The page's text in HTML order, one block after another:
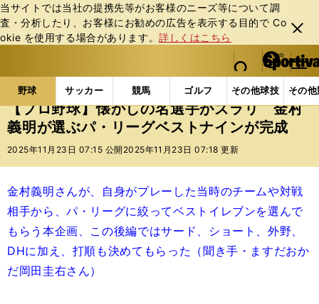
当サイトでは当社の提携先等がお客様のニーズ等について調
査・分析したり、お客様にお勧めの広告を表⽰する⽬的で Co
okie を使⽤する場合があります。詳しくはこちら
閉じ
る
web Sportiva (webスポルティーバ)
検索
マイペ
ー
ジ
メニュ
野球 サッカー 競馬 ゴルフ その他球技 その
b
ス
ポ
ル
バ
野球の記事一覧 プロ野球 【プロ野球】懐かしの名
【プロ野球】懐かしの名選手がズラリ 金村
義明が選ぶパ・リーグベストナインが完成
2025年11月23日 07:15 公開 2025年11月23日 07:18 更新
金村義明さんが、自身がプレーした当時のチームや対戦
相手から、パ・リーグに絞ってベストイレブンを選んで
もらう本企画、この後編ではサード、ショート、外野、
DHに加え、打順も決めてもらった（聞き手・ますだおか
だ岡田圭右さん）